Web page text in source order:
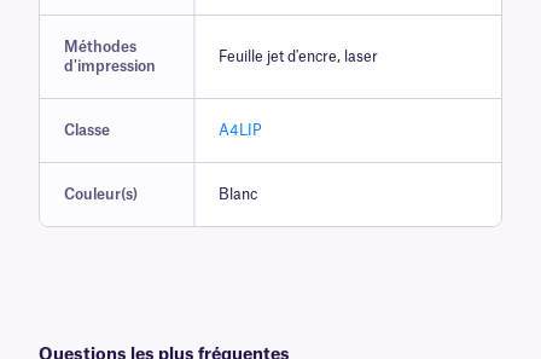
Méthodes
d'impression
Feuille jet d'encre, laser
Classe A4LIP
Couleur(s) Blanc
Questions les plus fréquentes